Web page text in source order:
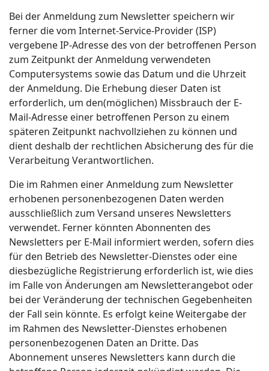
Bei der Anmeldung zum Newsletter speichern wir
ferner die vom Internet-Service-Provider (ISP)
vergebene IP-Adresse des von der betroffenen Person
zum Zeitpunkt der Anmeldung verwendeten
Computersystems sowie das Datum und die Uhrzeit
der Anmeldung. Die Erhebung dieser Daten ist
erforderlich, um den(möglichen) Missbrauch der E-
Mail-Adresse einer betroffenen Person zu einem
späteren Zeitpunkt nachvollziehen zu können und
dient deshalb der rechtlichen Absicherung des für die
Verarbeitung Verantwortlichen.
Die im Rahmen einer Anmeldung zum Newsletter
erhobenen personenbezogenen Daten werden
ausschließlich zum Versand unseres Newsletters
verwendet. Ferner könnten Abonnenten des
Newsletters per E-Mail informiert werden, sofern dies
für den Betrieb des Newsletter-Dienstes oder eine
diesbezügliche Registrierung erforderlich ist, wie dies
im Falle von Änderungen am Newsletterangebot oder
bei der Veränderung der technischen Gegebenheiten
der Fall sein könnte. Es erfolgt keine Weitergabe der
im Rahmen des Newsletter-Dienstes erhobenen
personenbezogenen Daten an Dritte. Das
Abonnement unseres Newsletters kann durch die